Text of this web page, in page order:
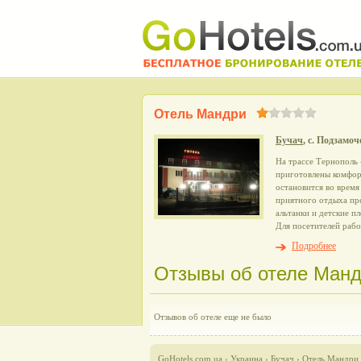
Отель Мандри
Бучач, с.
На трассе
приготовлены
остановится во
приятного отдыха
альтанки и детские
Для посетителей
Подробнее
Отзывы об отеле
Отзывов об отеле еще не было
GoHotels.com.ua › Украина › Бучач › Отель Мандри